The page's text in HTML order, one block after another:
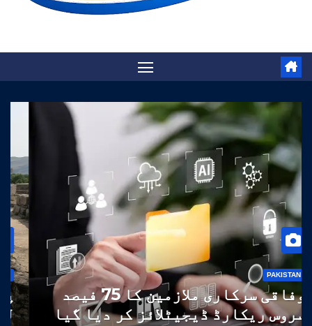
PAKISTAN
وفاقی سرکاری ملازمین کا 75 فیصد
سروس ریکارڈ ڈیجیٹلائز کر دیا گیا